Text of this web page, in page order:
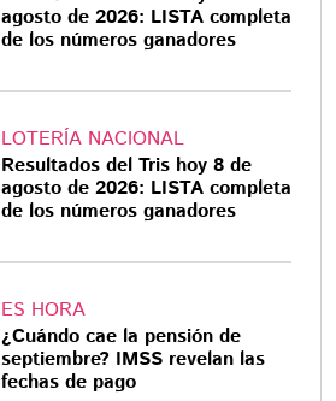
agosto de 2026: LISTA completa
de los números ganadores
LOTERÍA NACIONAL
Resultados del Tris hoy 8 de
agosto de 2026: LISTA completa
de los números ganadores
ES HORA
¿Cuándo cae la pensión de
septiembre? IMSS revelan las
fechas de pago